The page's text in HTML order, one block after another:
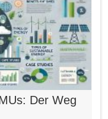
Der Weg